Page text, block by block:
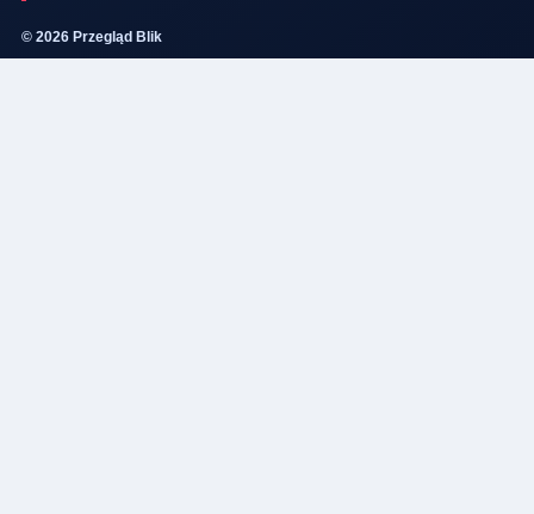
© 2026 Przegląd Blik